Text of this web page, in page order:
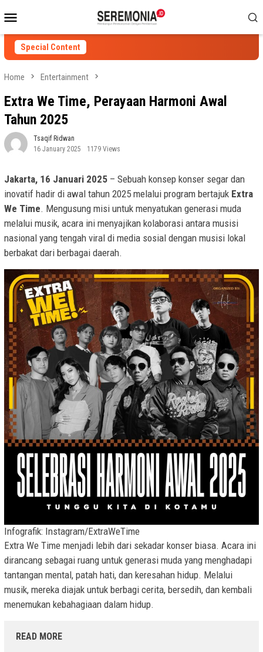
to
contentMenu
Special Content
Home Entertainment
Extra We Time, Perayaan Harmoni Awal
Tahun 2025
Tsaqif Ridwan
16 January 2025
1179 Views
Jakarta, 16 Januari 2025 – Sebuah konsep konser segar dan
inovatif hadir di awal tahun 2025 melalui program bertajuk Extra
We Time. Mengusung misi untuk menyatukan generasi muda
melalui musik, acara ini menyajikan kolaborasi antara musisi
nasional yang tengah viral di media sosial dengan musisi lokal
berbakat dari berbagai daerah.
Infografik: Instagram/ExtraWeTime
Extra We Time menjadi lebih dari sekadar konser biasa. Acara ini
dirancang sebagai ruang untuk generasi muda yang menghadapi
tantangan mental, patah hati, dan keresahan hidup. Melalui
musik, mereka diajak untuk berbagi cerita, bersedih, dan kembali
menemukan kebahagiaan dalam hidup.
READ MORE